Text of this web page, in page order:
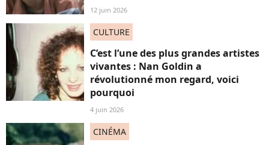
12 juin 2026
CULTURE
C’est l’une des plus grandes artistes
vivantes : Nan Goldin a
révolutionné mon regard, voici
pourquoi
4 juin 2026
CINÉMA